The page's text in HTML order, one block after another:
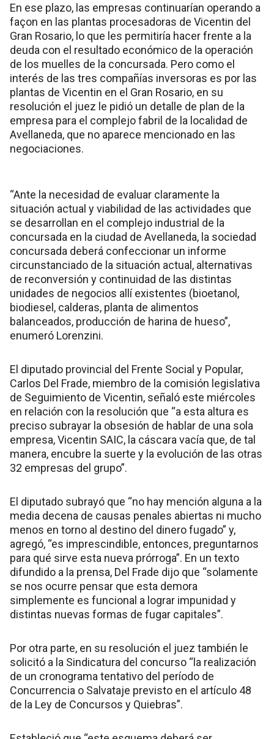
En ese plazo, las empresas continuarían operando a
façon en las plantas procesadoras de Vicentin del
Gran Rosario, lo que les permitiría hacer frente a la
deuda con el resultado económico de la operación
de los muelles de la concursada. Pero como el
interés de las tres compañías inversoras es por las
plantas de Vicentin en el Gran Rosario, en su
resolución el juez le pidió un detalle de plan de la
empresa para el complejo fabril de la localidad de
Avellaneda, que no aparece mencionado en las
negociaciones.
“Ante la necesidad de evaluar claramente la
situación actual y viabilidad de las actividades que
se desarrollan en el complejo industrial de la
concursada en la ciudad de Avellaneda, la sociedad
concursada deberá confeccionar un informe
circunstanciado de la situación actual, alternativas
de reconversión y continuidad de las distintas
unidades de negocios allí existentes (bioetanol,
biodiesel, calderas, planta de alimentos
balanceados, producción de harina de hueso”,
enumeró Lorenzini.
El diputado provincial del Frente Social y Popular,
Carlos Del Frade, miembro de la comisión legislativa
de Seguimiento de Vicentin, señaló este miércoles
en relación con la resolución que “a esta altura es
preciso subrayar la obsesión de hablar de una sola
empresa, Vicentin SAIC, la cáscara vacía que, de tal
manera, encubre la suerte y la evolución de las otras
32 empresas del grupo”.
El diputado subrayó que “no hay mención alguna a la
media decena de causas penales abiertas ni mucho
menos en torno al destino del dinero fugado” y,
agregó, “es imprescindible, entonces, preguntarnos
para qué sirve esta nueva prórroga”. En un texto
difundido a la prensa, Del Frade dijo que “solamente
se nos ocurre pensar que esta demora
simplemente es funcional a lograr impunidad y
distintas nuevas formas de fugar capitales”.
Por otra parte, en su resolución el juez también le
solicitó a la Sindicatura del concurso “la realización
de un cronograma tentativo del período de
Concurrencia o Salvataje previsto en el artículo 48
de la Ley de Concursos y Quiebras”.